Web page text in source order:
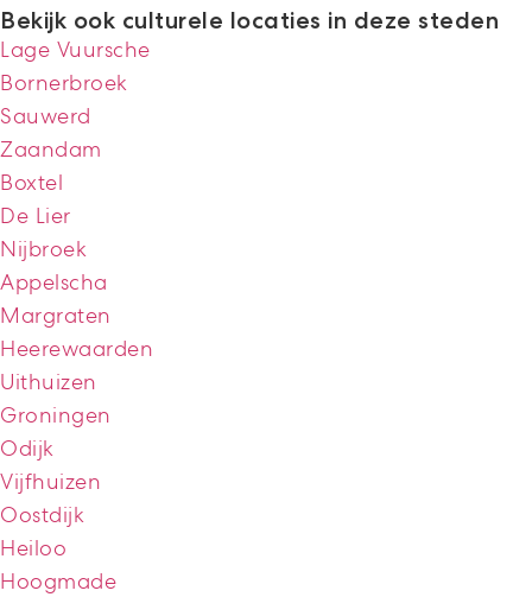
Bekijk ook culturele locaties in deze steden
Lage Vuursche
Bornerbroek
Sauwerd
Zaandam
Boxtel
De Lier
Nijbroek
Appelscha
Margraten
Heerewaarden
Uithuizen
Groningen
Odijk
Vijfhuizen
Oostdijk
Heiloo
Hoogmade